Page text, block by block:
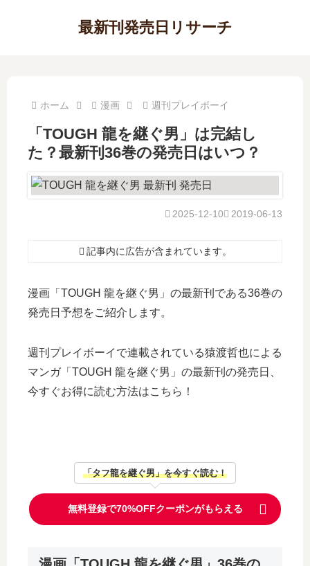
最新刊発売日リサーチ
ホーム 漫画 週刊プレイボーイ
「TOUGH 龍を継ぐ男」は完結し
た？最新刊36巻の発売日はいつ？
2019-06-13
2025-12-10
記事内に広告が含まれています。
漫画「TOUGH 龍を継ぐ男」の最新刊である36巻の
発売日予想をご紹介します。
週刊プレイボーイで連載されている猿渡哲也による
マンガ「TOUGH 龍を継ぐ男」の最新刊の発売日、
今すぐお得に読む方法はこちら！
「タフ龍を継ぐ男」を今すぐ読む！
無料登録で70%OFFクーポンがもらえる